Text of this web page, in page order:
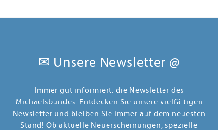
✉ Unsere Newsletter @
Immer gut informiert: die Newsletter des
Michaelsbundes. Entdecken Sie unsere vielfältigen
Newsletter und bleiben Sie immer auf dem neuesten
Stand! Ob aktuelle Neuerscheinungen, spezielle